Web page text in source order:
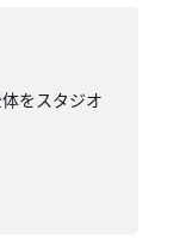
をスタジオ